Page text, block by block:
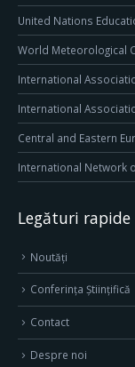
United Nations
World Meteorological
International
International
Central and Eastern
International Network
Legături rapide
Noutăți
Conferința Științifică
Contact
Despre noi